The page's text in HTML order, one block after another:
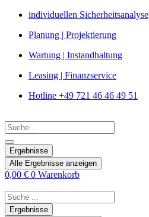
Zum
springen
individuellen Sicherheitsanalyse
Planung | Projektierung
Wartung | Instandhaltung
Leasing | Finanzservice
Hotline +49 721 46 46 49 51
Search
...
Ergebnisse
Alle Ergebnisse anzeigen
0,00 € 0 Warenkorb
Search
...Ergebnisse